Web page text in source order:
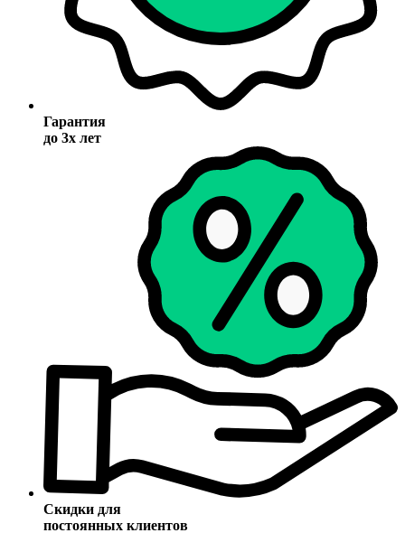
Гарантия
до 3х лет
Скидки для
постоянных клиентов